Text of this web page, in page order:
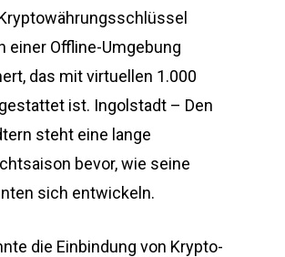
einer Offline-Umgebung
das mit virtuellen 1.000
ist. Ingolstadt – Den
steht eine lange
bevor, wie seine
sich entwickeln.
die Einbindung von Krypto-